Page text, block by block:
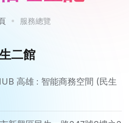
服務總覽
二館
高雄 : 智能商務空間 (民生